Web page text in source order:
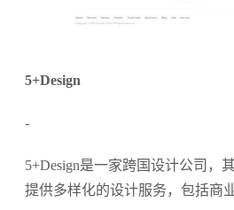
5+Design
-
5+Design是一家跨国设计公司，
提供多样化的设计服务，包括商